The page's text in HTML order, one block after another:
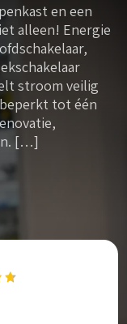
en een
alleen! Energie
stroom veilig
tot één
[…]